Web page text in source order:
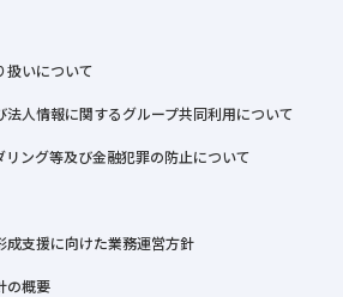
扱いについて
法人情報に関するグループ共同利用について
リング等及び金融犯罪の防止について
成支援に向けた業務運営方針
の概要